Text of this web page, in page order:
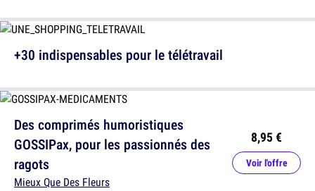
Des comprimés humoristiques
GOSSIPax, pour les passionnés des
ragots
Mieux Que Des Fleurs
8,95 €
Voir l'offre
+30 indispensables pour le télétravail